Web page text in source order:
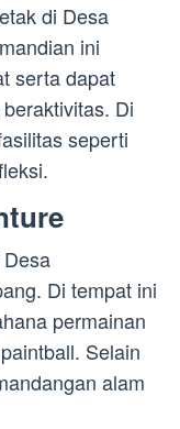
di Desa
ini
serta dapat
Di
seperti
Di tempat ini
permainan
Selain
alam